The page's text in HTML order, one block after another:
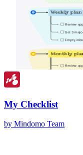
My Checklist
by Mindomo Team